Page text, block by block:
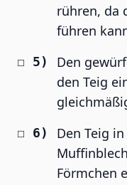
rühren, da
führen
Den
den Teig
Den Teig
Förmchen